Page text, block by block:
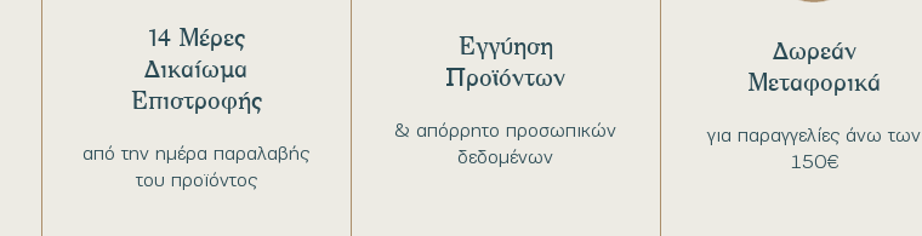
από την ημέρα παραλαβής
του προϊόντος
14 Μέρες
Δικαίωμα
Επιστροφής
& απόρρητο προσωπικών
δεδομένων
Εγγύηση
Προϊόντων
για παραγγελίες άνω των
150€
Δωρεάν
Μεταφορικά